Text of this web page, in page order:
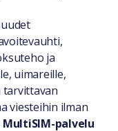
ja
uimareille,
tarvittavan
viesteihin ilman
MultiSIM-palvelu